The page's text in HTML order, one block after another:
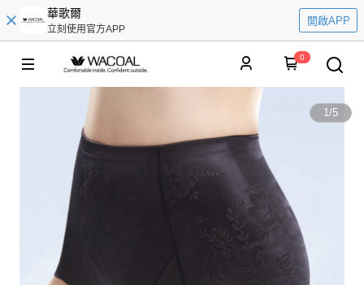
華歌爾
立刻使用官方APP
開啟APP
0
1/5